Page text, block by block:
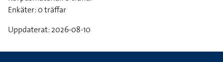
Enkäter: 0 träffar
Uppdaterat: 2026-08-10